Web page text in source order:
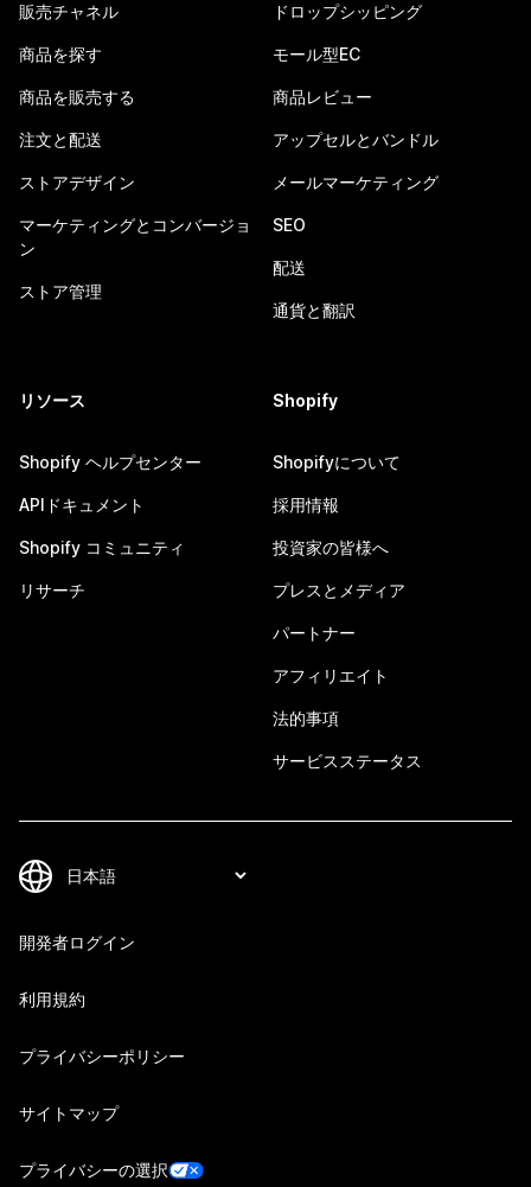
販売チャネル
商品を探す
商品を販売する
注文と配送
ストアデザイン
マーケティングとコンバージョ
ン
ストア管理
ドロップシッピング
モール型EC
商品レビュー
アップセルとバンドル
メールマーケティング
SEO
配送
通貨と翻訳
リソース
Shopify ヘルプセンター
APIドキュメント
Shopify コミュニティ
リサーチ
Shopify
Shopifyについて
採用情報
投資家の皆様へ
プレスとメディア
パートナー
アフィリエイト
法的事項
サービスステータス
開発者ログイン
利用規約
プライバシーポリシー
サイトマップ
プライバシーの選択